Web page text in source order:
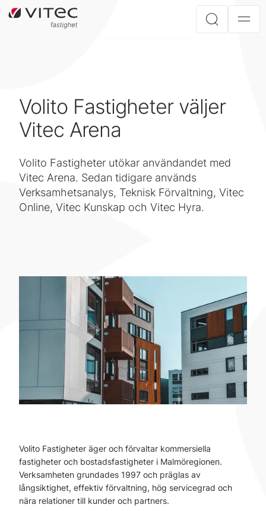
Volito Fastigheter väljer
Vitec Arena
Volito Fastigheter utökar användandet med
Vitec Arena. Sedan tidigare används
Verksamhetsanalys, Teknisk Förvaltning, Vitec
Online, Vitec Kunskap och Vitec Hyra.
Volito Fastigheter äger och förvaltar kommersiella
fastigheter och bostadsfastigheter i Malmöregionen.
Verksamheten grundades 1997 och präglas av
långsiktighet, effektiv förvaltning, hög servicegrad och
nära relationer till kunder och partners.